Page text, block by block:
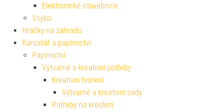
Elektronické stavebnice
Vojáci
Hračky na zahradu
Kancelář a papírnictví
Papírnictví
Výtvarné a kreativní potřeby
Kreativní tvoření
Výtvarné a kreativní sady
Potřeby na kreslení